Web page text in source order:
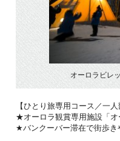
オーロラビレ
【ひとり旅専用コース／一
★オーロラ観賞専用施設「オ
★バンクーバー滞在で街歩き